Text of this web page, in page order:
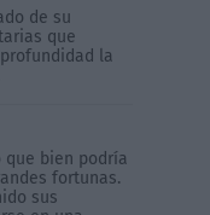
de su
que
la
que bien podría
fortunas.
sus